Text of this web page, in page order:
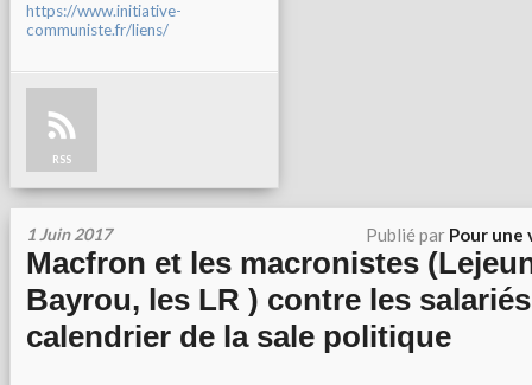
https://www.initiative-
communiste.fr/liens/
RSS
1 Juin 2017 Publié par Pour une
Macfron et les macronistes
Bayrou, les LR ) contre les
calendrier de la sale politique